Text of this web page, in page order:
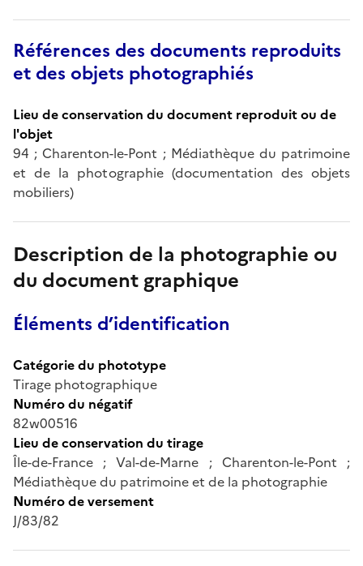
Références des documents reproduits
et des objets photographiés
Lieu de conservation du document reproduit ou de
l'objet
94 ; Charenton-le-Pont ; Médiathèque du patrimoine
et de la photographie (documentation des objets
mobiliers)
Description de la photographie ou
du document graphique
Éléments d’identification
Catégorie du phototype
Tirage photographique
Numéro du négatif
82w00516
Lieu de conservation du tirage
Île-de-France ; Val-de-Marne ; Charenton-le-Pont ;
Médiathèque du patrimoine et de la photographie
Numéro de versement
J/83/82